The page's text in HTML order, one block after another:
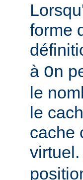
forme
à On
le
le
cache
virtuel.